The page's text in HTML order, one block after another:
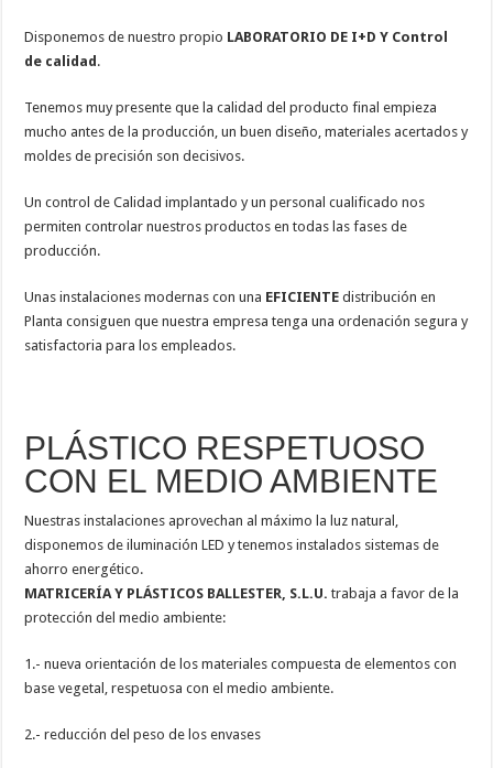
Disponemos de nuestro propio LABORATORIO DE I+D Y Control
de calidad .
Tenemos muy presente que la calidad del producto final empieza
mucho antes de la producción, un buen diseño, materiales acertados y
moldes de precisión son decisivos.
Un control de Calidad implantado y un personal cualificado nos
permiten controlar nuestros productos en todas las fases de
producción.
Unas instalaciones modernas con una EFICIENTE distribución en
Planta consiguen que nuestra empresa tenga una ordenación segura y
satisfactoria para los empleados.
PLÁSTICO RESPETUOSO
CON EL MEDIO AMBIENTE
Nuestras instalaciones aprovechan al máximo la luz natural,
disponemos de iluminación LED y tenemos instalados sistemas de
ahorro energético.
MATRICERÍA Y PLÁSTICOS BALLESTER, S.L.U. trabaja a favor de la
protección del medio ambiente:
1.- nueva orientación de los materiales compuesta de elementos con
base vegetal, respetuosa con el medio ambiente.
2.- reducción del peso de los envases